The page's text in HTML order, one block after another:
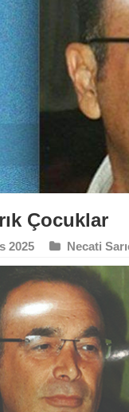
Çocuklar
2025 Necati